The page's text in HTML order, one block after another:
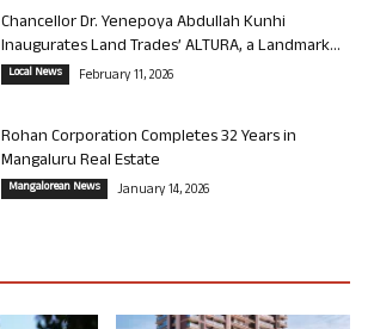
Chancellor Dr. Yenepoya Abdullah Kunhi
Inaugurates Land Trades’ ALTURA, a Landmark...
Local News February 11, 2026
Rohan Corporation Completes 32 Years in
Mangaluru Real Estate
Mangalorean News January 14, 2026